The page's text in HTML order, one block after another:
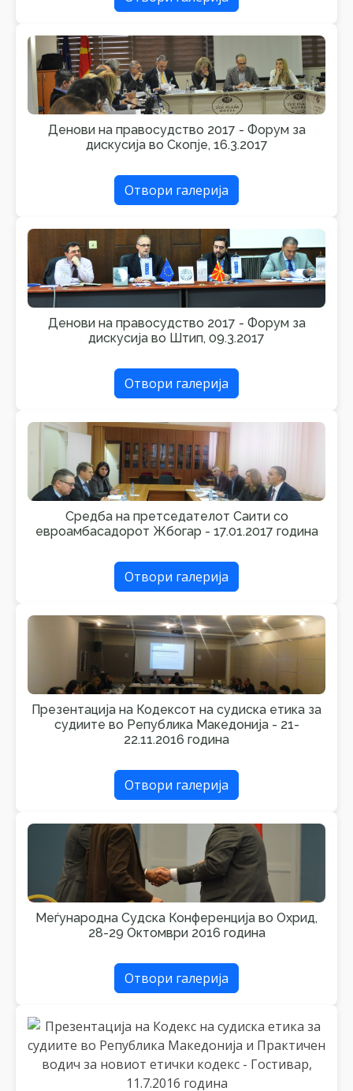
Денови на правосудство 2017 - Форум за
дискусија во Скопје, 16.3.2017
Отвори галерија
Денови на правосудство 2017 - Форум за
дискусија во Штип, 09.3.2017
Отвори галерија
Средба на претседателот Саити со
евроамбасадорот Жбогар - 17.01.2017 година
Отвори галерија
Презентација на Кодексот на судиска етика за
судиите во Република Македонија - 21-
22.11.2016 година
Отвори галерија
Меѓународна Судска Конференција во Охрид,
28-29 Октомври 2016 година
Отвори галерија